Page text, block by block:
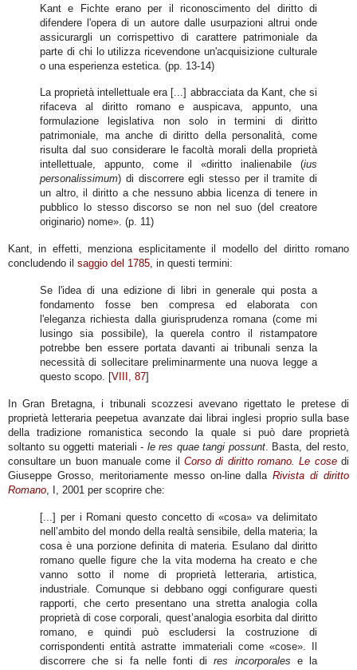
Kant e Fichte erano per il riconoscimento del diritto di
difendere l'opera di un autore dalle usurpazioni altrui onde
assicurargli un corrispettivo di carattere patrimoniale da
parte di chi lo utilizza ricevendone un'acquisizione culturale
o una esperienza estetica. (pp. 13-14)
La proprietà intellettuale era [...] abbracciata da Kant, che si
rifaceva al diritto romano e auspicava, appunto, una
formulazione legislativa non solo in termini di diritto
patrimoniale, ma anche di diritto della personalità, come
risulta dal suo considerare le facoltà morali della proprietà
intellettuale, appunto, come il «diritto inalienabile (ius
personalissimum) di discorrere egli stesso per il tramite di
un altro, il diritto a che nessuno abbia licenza di tenere in
pubblico lo stesso discorso se non nel suo (del creatore
originario) nome». (p. 11)
Kant, in effetti, menziona esplicitamente il modello del diritto romano
concludendo il saggio del 1785, in questi termini:
Se l'idea di una edizione di libri in generale qui posta a
fondamento fosse ben compresa ed elaborata con
l'eleganza richiesta dalla giurisprudenza romana (come mi
lusingo sia possibile), la querela contro il ristampatore
potrebbe ben essere portata davanti ai tribunali senza la
necessità di sollecitare preliminarmente una nuova legge a
questo scopo. [VIII, 87]
In Gran Bretagna, i tribunali scozzesi avevano rigettato le pretese di
proprietà letteraria peepetua avanzate dai librai inglesi proprio sulla base
della tradizione romanistica secondo la quale si può dare proprietà
soltanto su oggetti materiali - le res quae tangi possunt. Basta, del resto,
consultare un buon manuale come il Corso di diritto romano. Le cosedi
Giuseppe Grosso, meritoriamente messo on-line dallaRivista di diritto
Romano , I, 2001 per scoprire che:
[...] per i Romani questo concetto di «cosa» va delimitato
nell’ambito del mondo della realtà sensibile, della materia; la
cosa è una porzione definita di materia. Esulano dal diritto
romano quelle figure che la vita moderna ha creato e che
vanno sotto il nome di proprietà letteraria, artistica,
industriale. Comunque si debbano oggi configurare questi
rapporti, che certo presentano una stretta analogia colla
proprietà di cose corporali, quest’analogia esorbita dal diritto
romano, e quindi può escludersi la costruzione di
corrispondenti entità astratte immateriali come «cose». Il
discorrere che si fa nelle fonti dires incorporales e la